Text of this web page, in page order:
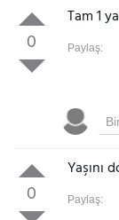
0
Tam 1
Paylaş:
0
Yaşını
Paylaş: